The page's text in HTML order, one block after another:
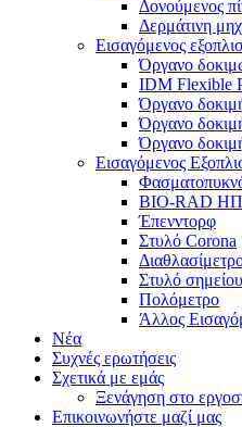
Δονούμενος
Δερμάτινη
Εισαγόμενος
Όργανο
IDM Flexible
Όργανο
Όργανο
Όργανο
Εισαγόμενος
BIO-RAD
Έπενντορφ
Στυλό Corona
Στυλό
Πολόμετρο
Άλλος
Νέα
Συχνές ερωτήσεις
Σχετικά με εμάς
Ξενάγηση στο
Επικοινωνήστε μαζί μας